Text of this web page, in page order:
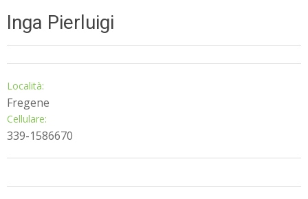
Inga Pierluigi
Località:
Fregene
Cellulare:
339-1586670
03-
22